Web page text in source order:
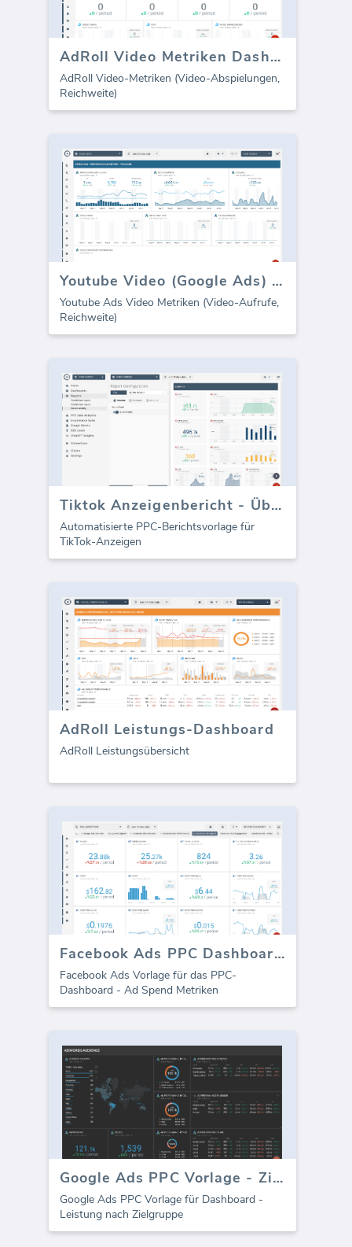
AdRoll Video Metriken Dashboard
AdRoll Video-Metriken (Video-Abspielungen,
Reichweite)
Youtube Video (Google Ads) Dashboard
Youtube Ads Video Metriken (Video-Aufrufe,
Reichweite)
Tiktok Anzeigenbericht - Überblick
Automatisierte PPC-Berichtsvorlage für
TikTok-Anzeigen
AdRoll Leistungs-Dashboard
AdRoll Leistungsübersicht
Facebook Ads PPC Dashboard - Ad Ausgaben
Facebook Ads Vorlage für das PPC-
Dashboard - Ad Spend Metriken
Google Ads PPC Vorlage - Zielgruppe
Google Ads PPC Vorlage für Dashboard -
Leistung nach Zielgruppe